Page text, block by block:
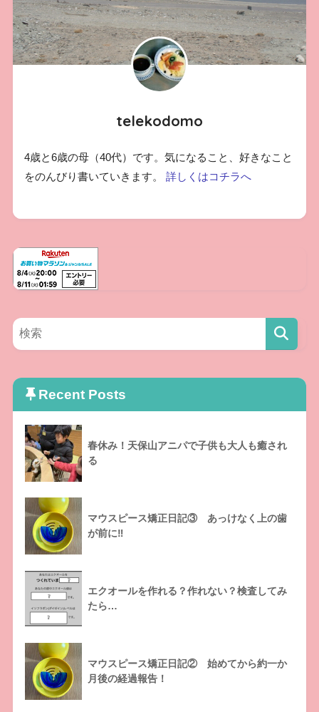
telekodomo
4歳と6歳の母（40代）です。気になること、好きなこと
をのんびり書いていきます。 詳しくはコチラへ
Recent Posts
春休み！天保山アニパで子供も大人も癒され
る
マウスピース矯正日記③ あっけなく上の歯
が前に‼
エクオールを作れる？作れない？検査してみ
たら…
マウスピース矯正日記② 始めてから約一か
月後の経過報告！